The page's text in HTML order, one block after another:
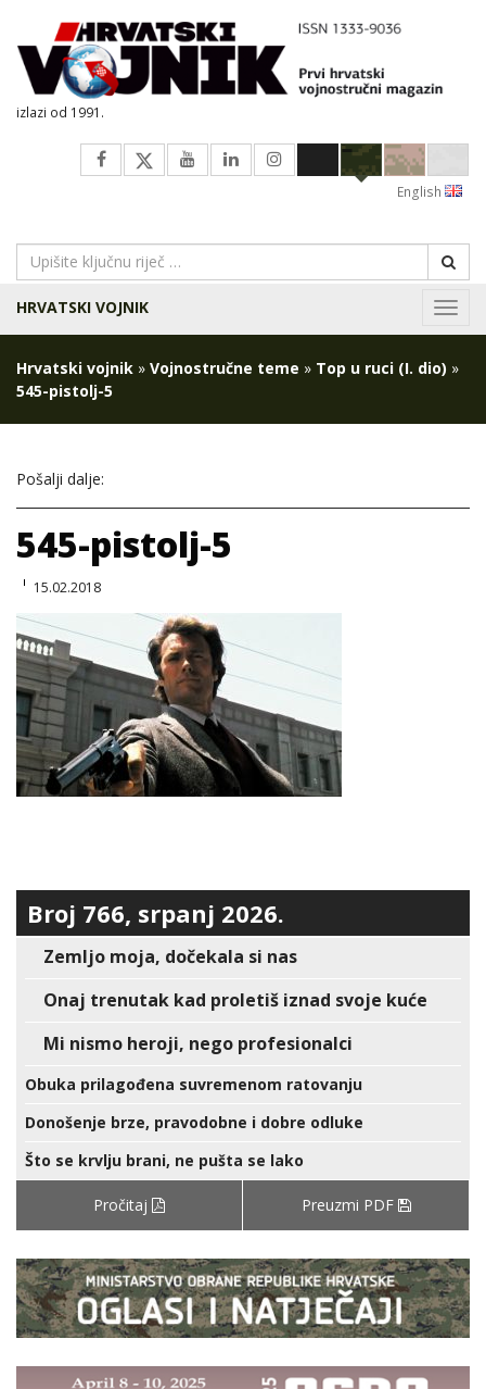
izlazi od 1991.
English
HRVATSKI VOJNIK
Hrvatski vojnik » Vojnostručne teme » Top u ruci (I. dio) »
545-pistolj-5
Pošalji dalje:
545-pistolj-5
15.02.2018
Broj 766, srpanj 2026.
Zemljo moja, dočekala si nas
Onaj trenutak kad proletiš iznad svoje kuće
Mi nismo heroji, nego profesionalci
Obuka prilagođena suvremenom ratovanju
Donošenje brze, pravodobne i dobre odluke
Što se krvlju brani, ne pušta se lako
Pročitaj Preuzmi PDF